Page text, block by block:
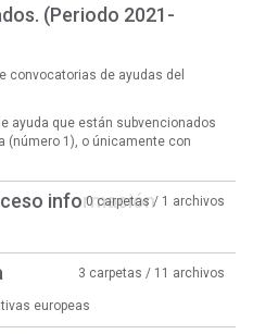
(Periodo 2021-
convocatorias de ayudas del
ayuda que están subvencionados
(número 1), o únicamente con
información
0 carpetas / 1 archivos
3 carpetas / 11 archivos
europeas